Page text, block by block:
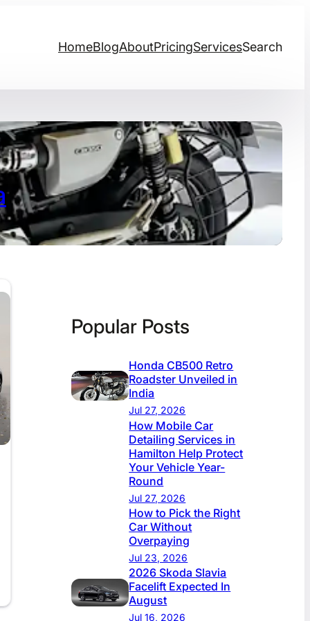
HomeBlogAboutPricingServicesSearch
Popular Posts
Honda CB500 Retro
Roadster Unveiled in
India
Jul 27, 2026
How Mobile Car
Detailing Services in
Hamilton Help Protect
Your Vehicle Year-
Round
Jul 27, 2026
How to Pick the Right
Car Without
Overpaying
Jul 23, 2026
2026 Skoda Slavia
Facelift Expected In
August
Jul 16, 2026